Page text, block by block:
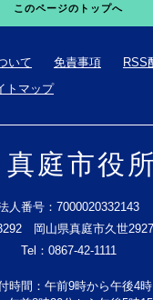
このページのトップへ
いて 免責事項
RSS
トマップ
真庭市役所
人番号：7000020332143
岡山県真庭市久世
Tel：0867-42-1111
時間：午前9時から午後4